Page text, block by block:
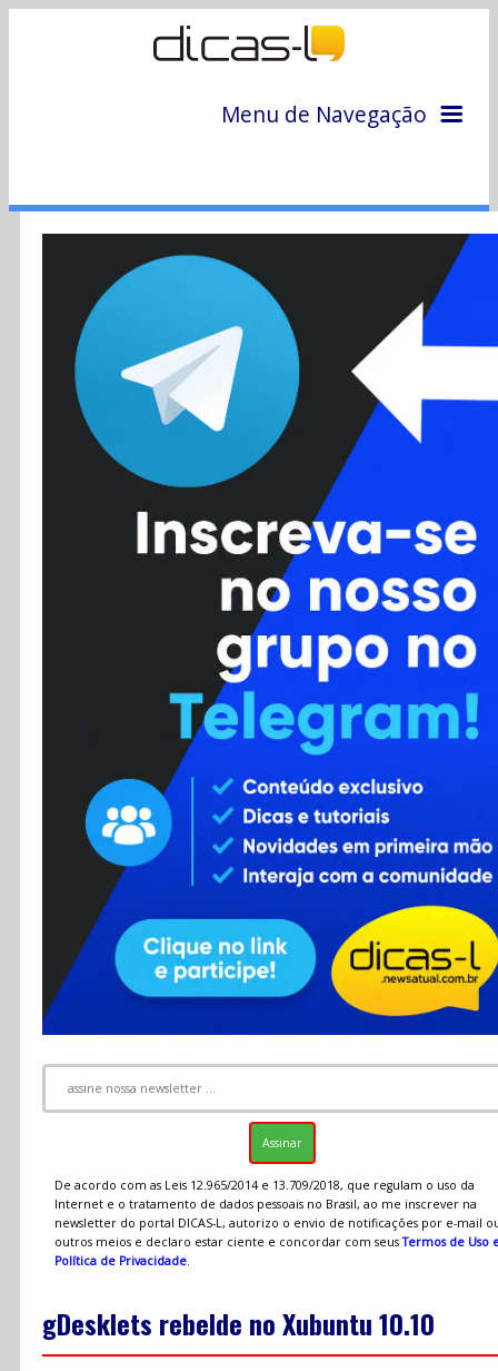
Menu de Navegação
Colunas
Colaboradores
Cursos
Enviar Dica
Contato
RSS
De acordo com as Leis 12.965/2014 e 13.709/2018, que regulam o uso da
Internet e o tratamento de dados pessoais no Brasil, ao me inscrever na
newsletter do portal DICAS-L, autorizo o envio de notificações por e-mail
outros meios e declaro estar ciente e concordar com seusTermos de Uso
Política de Privacidade.
gDesklets rebelde no Xubuntu 10.10